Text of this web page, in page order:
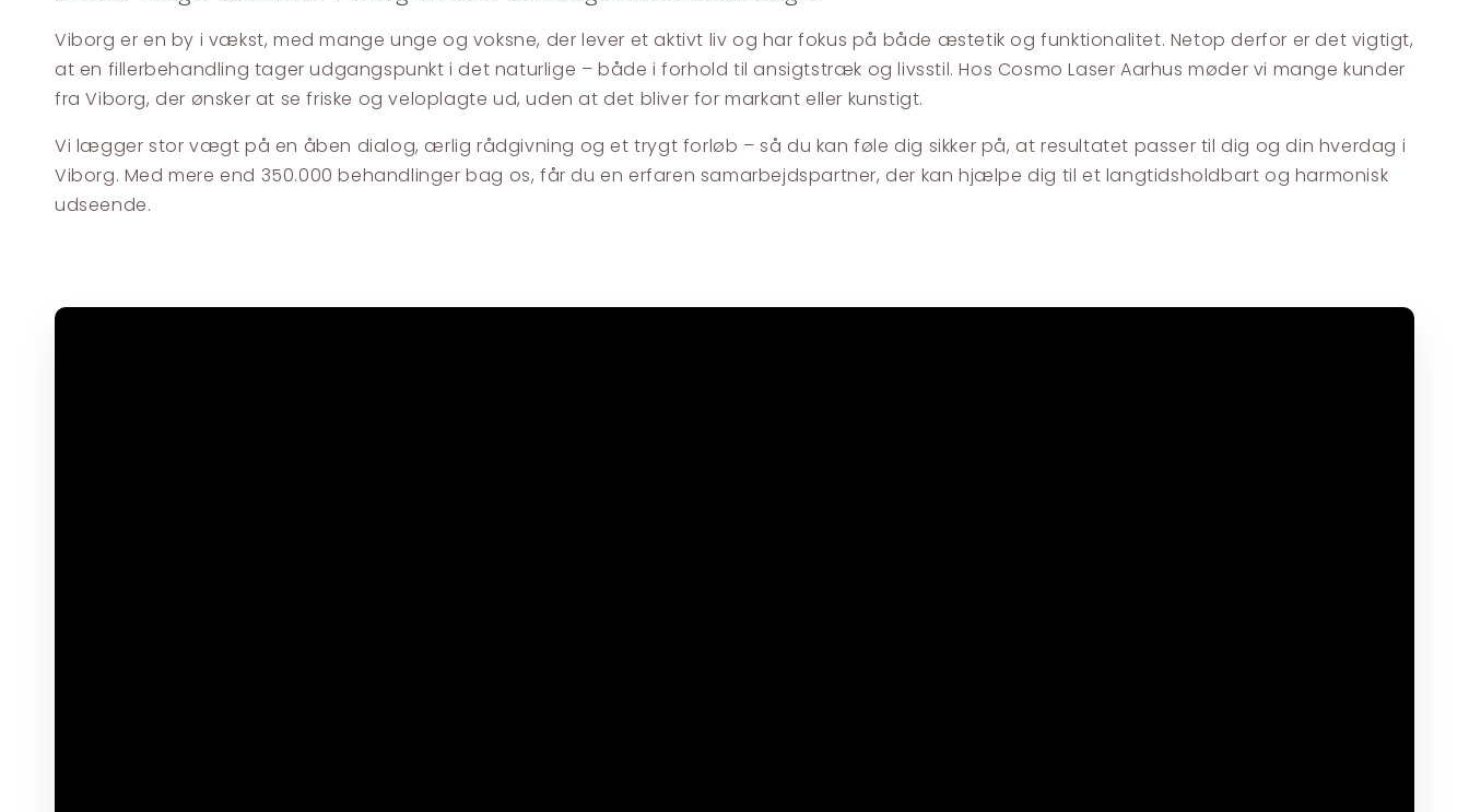
Viborg er en by i vækst, med mange unge og voksne, der lever et aktivt liv og har fokus på både æstetik og funktionalitet. Netop derfor er det vigtigt,
at en fillerbehandling tager udgangspunkt i det naturlige – både i forhold til ansigtstræk og livsstil. Hos Cosmo Laser Aarhus møder vi mange kunder
fra Viborg, der ønsker at se friske og veloplagte ud, uden at det bliver for markant eller kunstigt.
Vi lægger stor vægt på en åben dialog, ærlig rådgivning og et trygt forløb – så du kan føle dig sikker på, at resultatet passer til dig og din hverdag i
Viborg. Med mere end 350.000 behandlinger bag os, får du en erfaren samarbejdspartner, der kan hjælpe dig til et langtidsholdbart og harmonisk
udseende.